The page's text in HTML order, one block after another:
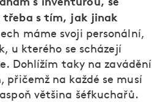
třeba s tím, jak jinak
máme svoji personální,
u kterého se scházejí
Dohlížím taky na zavádění
přičemž na každé se musí
většina šéfkuchařů.